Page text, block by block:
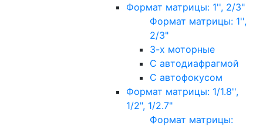
Формат матрицы: 1'', 2/3"
Формат матрицы: 1'',
2/3"
3-х моторные
С автодиафрагмой
С автофокусом
Формат матрицы: 1/1.8'',
1/2", 1/2.7"
Формат матрицы: